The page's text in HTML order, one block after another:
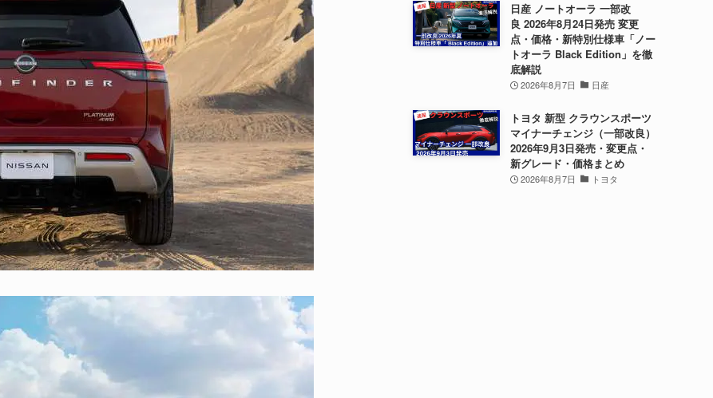
日産 ノートオーラ 一部改
良 2026年8月24日発売 変更
点・価格・新特別仕様車「ノー
トオーラ Black Edition」を徹
底解説
2026年8月7日 日産
トヨタ 新型 クラウンスポーツ
マイナーチェンジ（一部改良）
2026年9月3日発売・変更点・
新グレード・価格まとめ
2026年8月7日 トヨタ